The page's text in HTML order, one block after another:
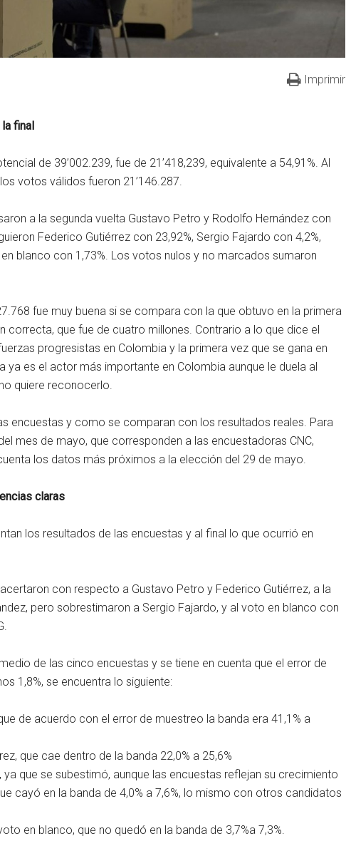
Imprimir
final
de 39’002.239, fue de 21’418,239, equivalente a 54,91%. Al
votos válidos fueron 21’146.287.
a la segunda vuelta Gustavo Petro y Rodolfo Hernández con
Federico Gutiérrez con 23,92%, Sergio Fajardo con 4,2%,
blanco con 1,73%. Los votos nulos y no marcados sumaron
fue muy buena si se compara con la que obtuvo en la primera
correcta, que fue de cuatro millones. Contrario a lo que dice el
progresistas en Colombia y la primera vez que se gana en
ya es el actor más importante en Colombia aunque le duela al
quiere reconocerlo.
encuestas y como se comparan con los resultados reales. Para
mes de mayo, que corresponden a las encuestadoras CNC,
los datos más próximos a la elección del 29 de mayo.
claras
los resultados de las encuestas y al final lo que ocurrió en
con respecto a Gustavo Petro y Federico Gutiérrez, a la
pero sobrestimaron a Sergio Fajardo, y al voto en blanco con
de las cinco encuestas y se tiene en cuenta que el error de
1,8%, se encuentra lo siguiente:
de acuerdo con el error de muestreo la banda era 41,1% a
que cae dentro de la banda 22,0% a 25,6%
que se subestimó, aunque las encuestas reflejan su crecimiento
cayó en la banda de 4,0% a 7,6%, lo mismo con otros candidatos
en blanco, que no quedó en la banda de 3,7%a 7,3%.